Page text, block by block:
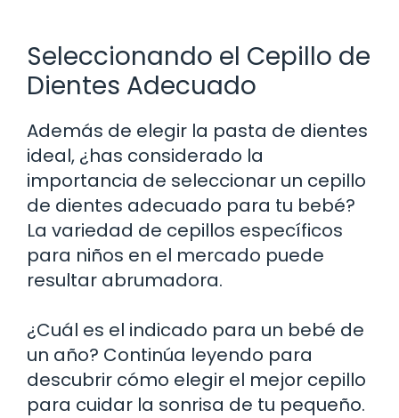
Seleccionando el Cepillo de
Dientes Adecuado
Además de elegir la pasta de dientes
ideal, ¿has considerado la
importancia de seleccionar un cepillo
de dientes adecuado para tu bebé?
La variedad de cepillos específicos
para niños en el mercado puede
resultar abrumadora.
¿Cuál es el indicado para un bebé de
un año? Continúa leyendo para
descubrir cómo elegir el mejor cepillo
para cuidar la sonrisa de tu pequeño.